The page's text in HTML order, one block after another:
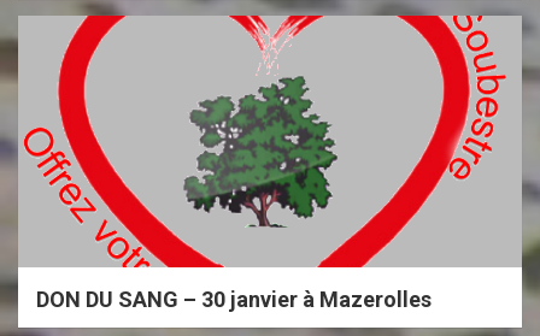
DON DU SANG – 30 janvier à Mazerolles